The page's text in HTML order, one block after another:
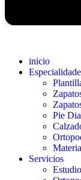
inicio
Pie
Servicios